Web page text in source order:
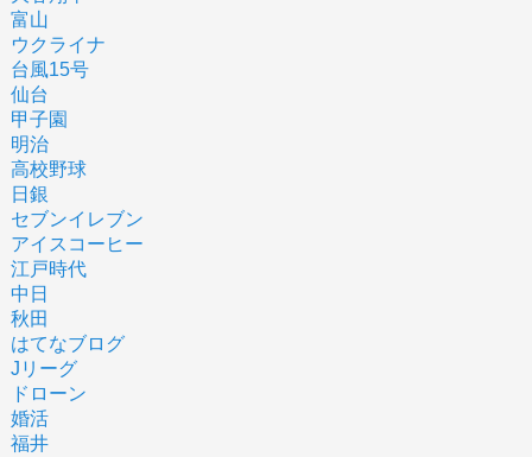
富山
ウクライナ
台風15号
仙台
甲子園
明治
高校野球
日銀
セブンイレブン
アイスコーヒー
江戸時代
中日
秋田
はてなブログ
Jリーグ
ドローン
婚活
福井